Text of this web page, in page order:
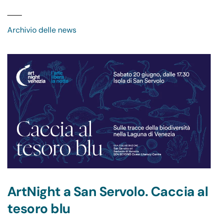
Archivio delle news
ArtNight a San Servolo. Caccia al
tesoro blu